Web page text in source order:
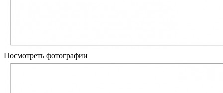
Посмотреть фотографии